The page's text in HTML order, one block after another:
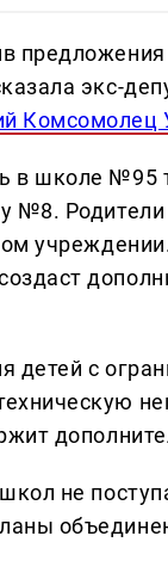
предложения
экс-
Комсомолец
в школе №95
№8.
детей с
не